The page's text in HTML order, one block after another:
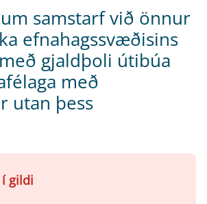
samstarf við önnur
efnahagssvæðisins
gjaldþoli útibúa
með
utan þess
í gildi